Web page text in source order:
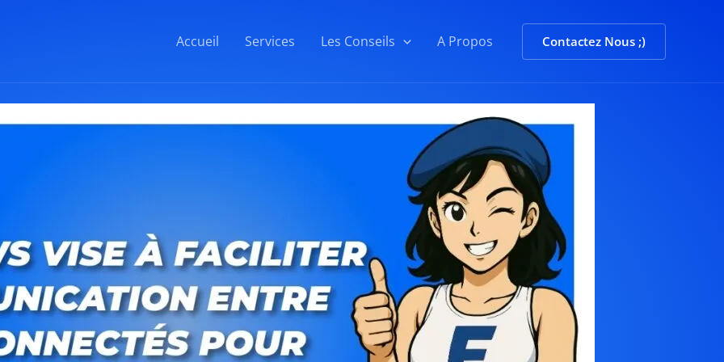
Accueil Services Les Conseils A Propos Contactez Nous ;)